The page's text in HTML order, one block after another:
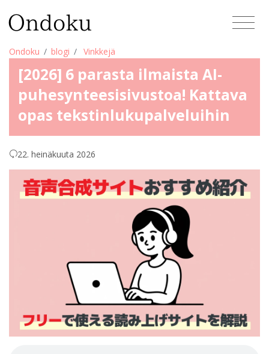
Ondoku blogi Vinkkejä
[2026] 6 parasta ilmaista AI-
puhesynteesisivustoa! Kattava
opas tekstinlukupalveluihin
22. heinäkuuta 2026